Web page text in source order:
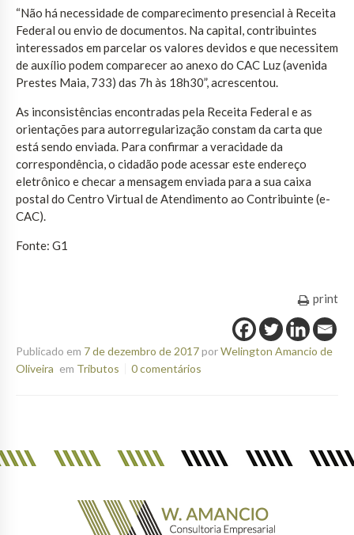
“Não há necessidade de comparecimento presencial à Receita
Federal ou envio de documentos. Na capital, contribuintes
interessados em parcelar os valores devidos e que necessitem
de auxílio podem comparecer ao anexo do CAC Luz (avenida
Prestes Maia, 733) das 7h às 18h30”, acrescentou.
As inconsistências encontradas pela Receita Federal e as
orientações para autorregularização constam da carta que
está sendo enviada. Para confirmar a veracidade da
correspondência, o cidadão pode acessar este endereço
eletrônico e checar a mensagem enviada para a sua caixa
postal do Centro Virtual de Atendimento ao Contribuinte (e-
CAC).
Fonte: G1
print
Publicado em 7 de dezembro de 2017porWelington Amancio de
Oliveira em Tributos 0 comentários